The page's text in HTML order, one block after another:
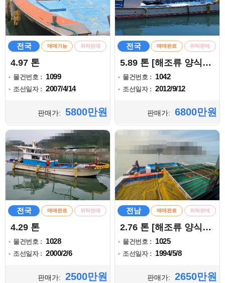
전국 매매가능 위탁판매
4.97 톤
물건번호 : 1099
조선일자 : 2007/4/14
판매가: 5800만원
전국 매매완료 위탁판매
5.89 톤 [해조류 양식어업]
물건번호 : 1042
조선일자 : 2012/9/12
판매가: 6800만원
전국 매매완료 위탁판매
4.29 톤
물건번호 : 1028
조선일자 : 2000/2/6
판매가: 2500만원
전남 매매완료 위탁판매
2.76 톤 [해조류 양식어업]
물건번호 : 1025
조선일자 : 1994/5/8
판매가: 2650만원